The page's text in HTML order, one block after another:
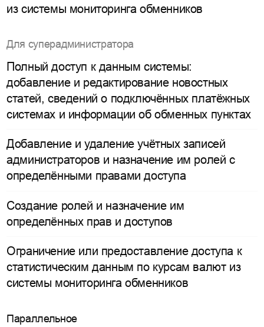
из системы мониторинга обменников
Для суперадминистратора
Полный доступ к данным системы:
добавление и редактирование новостных
статей, сведений о подключённых платёжных
системах и информации об обменных пунктах
Добавление и удаление учётных записей
администраторов и назначение им ролей с
определёнными правами доступа
Создание ролей и назначение им
определённых прав и доступов
Ограничение или предоставление доступа к
статистическим данным по курсам валют из
системы мониторинга обменников
Параллельное